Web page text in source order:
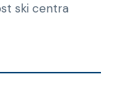
ski centra